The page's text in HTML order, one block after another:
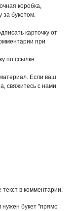
коробка,
за букетом.
карточку от
при
по ссылке.
Если ваш
свяжитесь с нами
в комментарии.
букет "прямо